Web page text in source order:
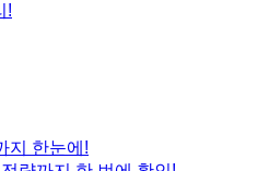
!
지 한눈에!